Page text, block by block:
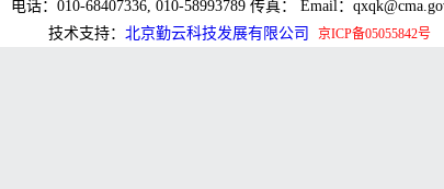
电话：010-68407336, 010-58993789 传真： Email：
技术支持： 北京勤云科技发展有限公司 京ICP备05055842号